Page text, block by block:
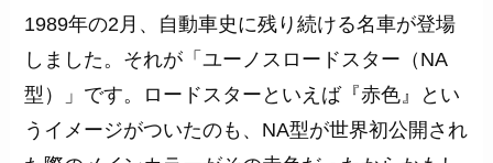
1989年の2月、自動車史に残り続ける名車が登場
しました。それが「ユーノスロードスター（NA
型）」です。ロードスターといえば『赤色』とい
うイメージがついたのも、NA型が世界初公開され